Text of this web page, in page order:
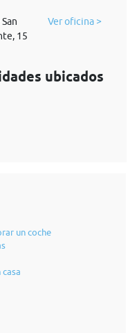
15
Ver oficina >
ubicados
un coche